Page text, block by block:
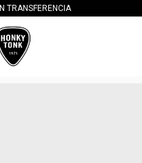
SUPERIORES A $120.000